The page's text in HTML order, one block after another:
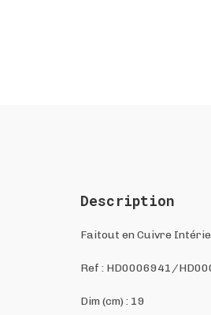
Description
Faitout en Cuivre
Ref : HD0006941/
Dim (cm) : 19